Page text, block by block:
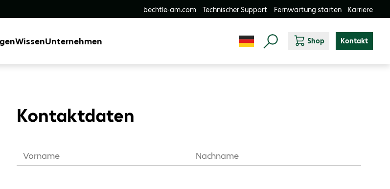
bechtle-am.com Technischer Support Fernwartung starten Karriere
WissenUnternehmen Shop Kontakt
Kontaktdaten